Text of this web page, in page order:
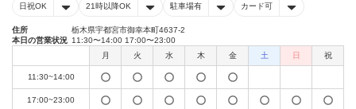
日祝OK 21時以降OK 駐車場有 カード可
住所
栃木県宇都宮市御幸本町4637-2
本日の営業状況 11:30〜14:00 17:00〜23:00
月
火 水 木 金 土 日 祝
11:30~14:00
17:00~23:00